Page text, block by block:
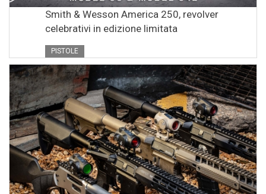
Smith & Wesson America 250, revolver
celebrativi in edizione limitata
PISTOLE